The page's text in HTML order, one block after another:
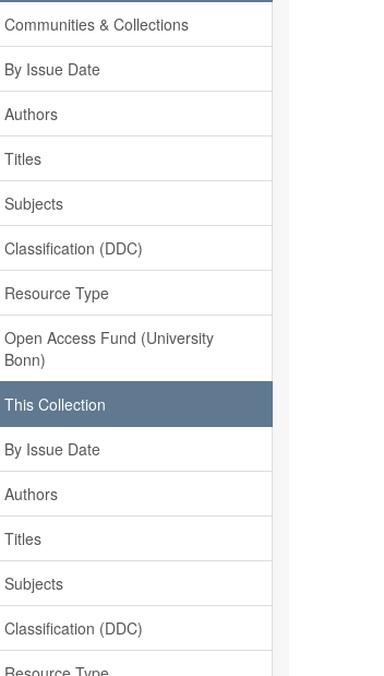
Communities & Collections
By Issue Date
Authors
Titles
Subjects
Classification (DDC)
Resource Type
Open Access Fund (University
Bonn)
This Collection
By Issue Date
Authors
Titles
Subjects
Classification (DDC)